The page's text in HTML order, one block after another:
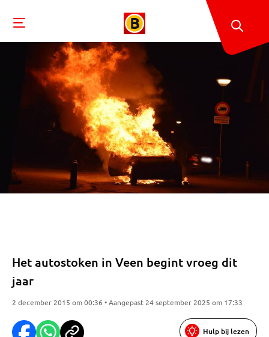
Het autostoken in Veen begint vroeg dit
jaar
2 december 2015 om 00:36 • Aangepast 24 september 2025 om 17:33
Hulp bij lezen